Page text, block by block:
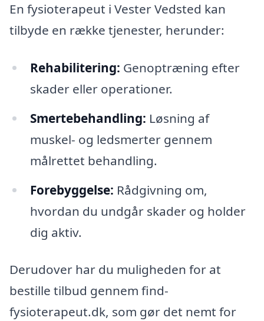
En fysioterapeut i Vester Vedsted kan
tilbyde en række tjenester, herunder:
Rehabilitering: Genoptræning efter
skader eller operationer.
Smertebehandling: Løsning af
muskel- og ledsmerter gennem
målrettet behandling.
Forebyggelse: Rådgivning om,
hvordan du undgår skader og holder
dig aktiv.
Derudover har du muligheden for at
bestille tilbud gennem find-
fysioterapeut.dk, som gør det nemt for